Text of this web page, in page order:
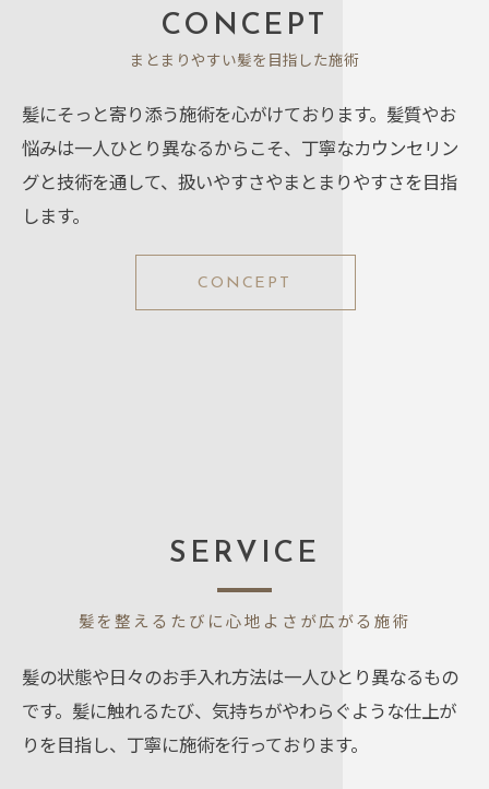
CONCEPT
まとまりやすい髪を目指した施術
髪にそっと寄り添う施術を心がけております。髪質やお
悩みは一人ひとり異なるからこそ、丁寧なカウンセリン
グと技術を通して、扱いやすさやまとまりやすさを目指
します。
CONCEPT
髪を整えるたびに心地よさが広がる施術
SERVICE
髪の状態や日々のお手入れ方法は一人ひとり異なるもの
です。髪に触れるたび、気持ちがやわらぐような仕上が
りを目指し、丁寧に施術を行っております。